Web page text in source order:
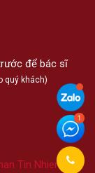
để bác sĩ
quý khách)